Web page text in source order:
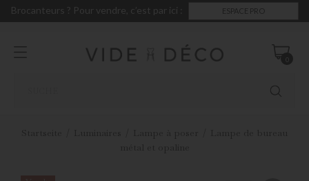
Brocanteurs ? Pour vendre, c’est par ici : ESPACE PRO
0